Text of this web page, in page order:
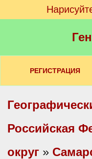
РЕГИСТРАЦИЯ
Российская
округ »